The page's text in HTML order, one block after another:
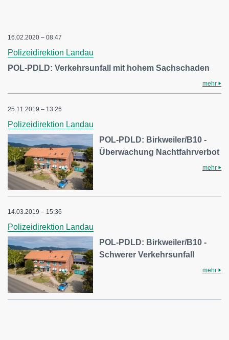
16.02.2020 – 08:47
Polizeidirektion Landau
POL-PDLD: Verkehrsunfall mit hohem Sachschaden
mehr
25.11.2019 – 13:26
Polizeidirektion Landau
POL-PDLD: Birkweiler/B10 -
Überwachung Nachtfahrverbot
mehr
14.03.2019 – 15:36
Polizeidirektion Landau
POL-PDLD: Birkweiler/B10 -
Schwerer Verkehrsunfall
mehr